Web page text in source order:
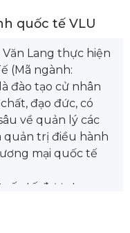
quốc tế VLU
Lang thực hiện
(Mã ngành:
đào tạo cử nhân
đạo đức, có
về quản lý các
quản trị điều hành
mại quốc tế
tế được trang
của các yếu
động doanh